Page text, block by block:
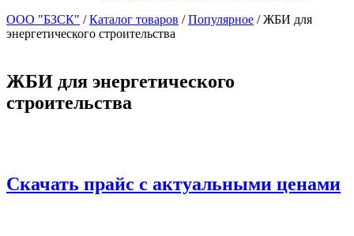
ООО "БЗСК" /Каталог товаров /Популярное /ЖБИ для
энергетического строительства
ЖБИ для энергетического
строительства
Скачать прайс с актуальными ценами